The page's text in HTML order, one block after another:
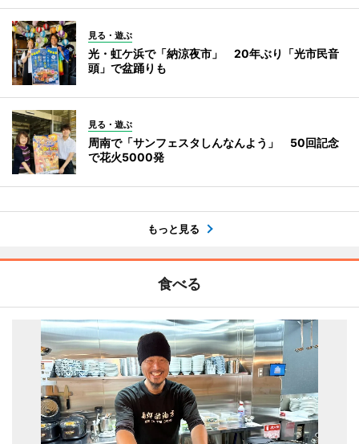
見る・遊ぶ
光・虹ケ浜で「納涼夜市」 20年ぶり「光市民音
頭」で盆踊りも
見る・遊ぶ
周南で「サンフェスタしんなんよう」 50回記念
で花火5000発
もっと見る
食べる